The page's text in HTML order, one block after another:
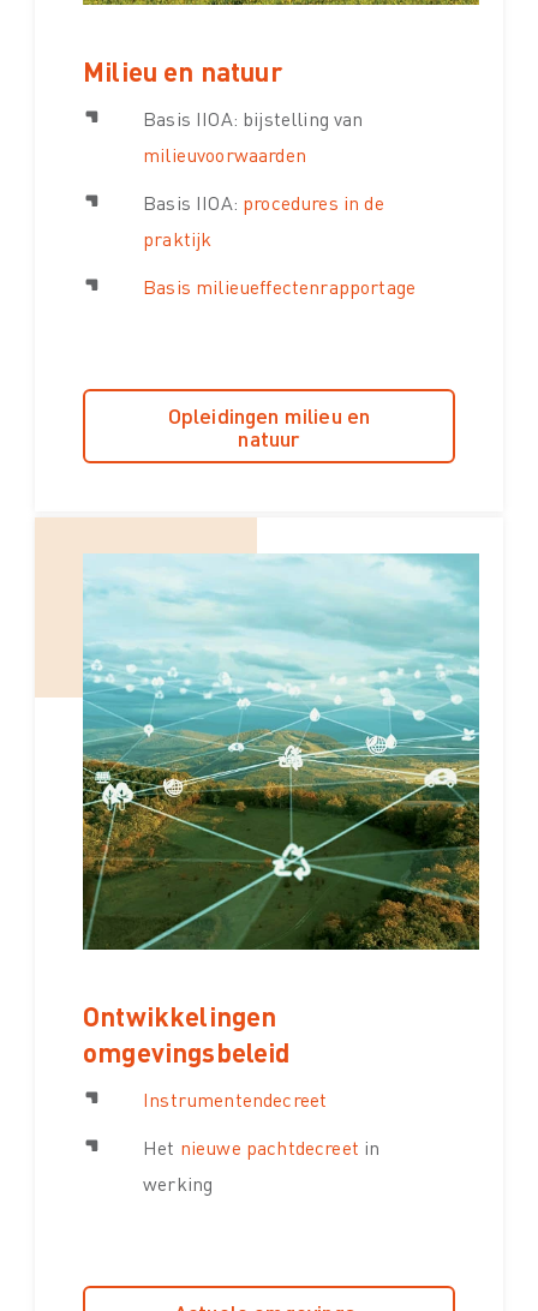
Milieu en natuur
Basis IIOA: bijstelling van
milieuvoorwaarden
Basis IIOA: procedures in de
praktijk
Basis milieueffectenrapportage
Opleidingen milieu en
natuur
Ontwikkelingen
omgevingsbeleid
Instrumentendecreet
Het nieuwe pachtdecreet in
werking